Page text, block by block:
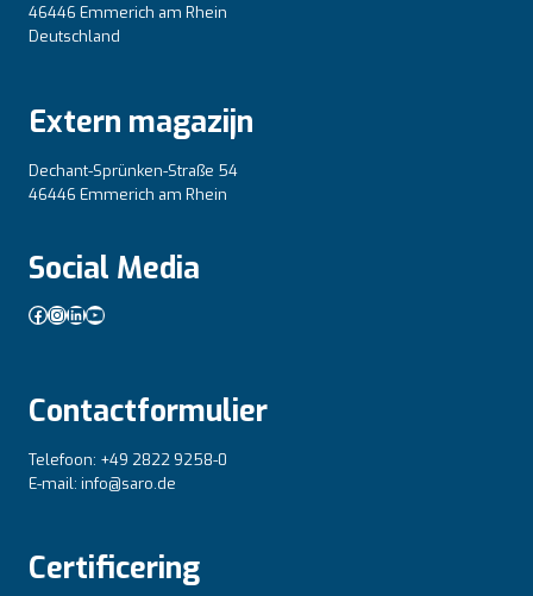
46446 Emmerich am Rhein
Deutschland
Extern magazijn
Dechant-Sprünken-Straße 54
46446 Emmerich am Rhein
Social Media
Facebook
Instagram
LinkedIn
YouTube
Contactformulier
Telefoon: +49 2822 9258-0
E-mail: info@saro.de
Certificering